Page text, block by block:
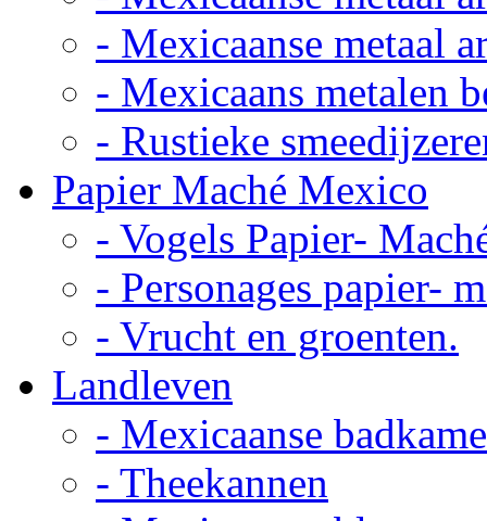
- Mexicaanse metaal
- Mexicaans metalen
- Rustieke
Papier Maché Mexico
- Vogels Papier-
- Personages papier-
- Vrucht en groenten.
Landleven
- Mexicaanse
- Theekannen